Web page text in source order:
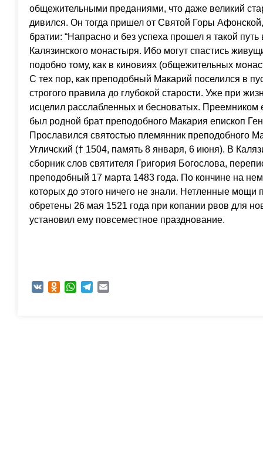
общежительными преданиями, что даже великий
дивился. Он тогда пришел от Святой Горы
братии: “Напрасно и без успеха прошел я такой
Калязинского монастыря. Ибо могут спастись
подобно тому, как в киновиях (общежительных
С тех пор, как преподобный Макарий поселился в
строгого правила до глубокой старости. Уже при
исцелил расслабленных и бесноватых.
был родной брат преподобного Макария епископ
Прославился святостью племянник преподобного
Угличский († 1504, память 8 января, 6 июня). В
сборник слов святителя Григория Богослова,
преподобный 17 марта 1483 года. По кончине на
которых до этого ничего не знали. Нетленные
обретены 26 мая 1521 года при копании рвов для
установил ему повсеместное празднование.
VK Odnoklassniki
WhatsAppTelegram